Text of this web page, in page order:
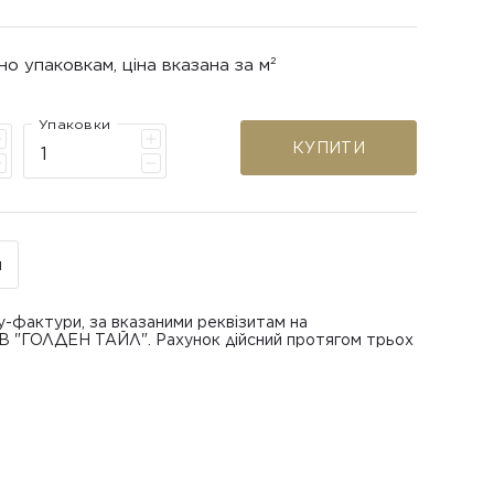
упаковкам, ціна вказана за м²
Упаковки
КУПИТИ
фактури, за вказаними реквізитам на
"ГОЛДЕН ТАЙЛ". Рахунок дійсний протягом трьох